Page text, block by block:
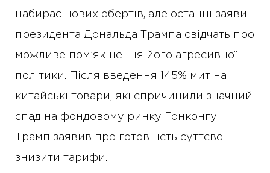
набирає нових обертів, але останні заяви
президента Дональда Трампа свідчать про
можливе пом’якшення його агресивної
політики. Після введення 145% мит на
китайські товари, які спричинили значний
спад на фондовому ринку Гонконгу,
Трамп заявив про готовність суттєво
знизити тарифи.